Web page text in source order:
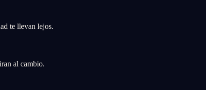
te llevan lejos.
al cambio.